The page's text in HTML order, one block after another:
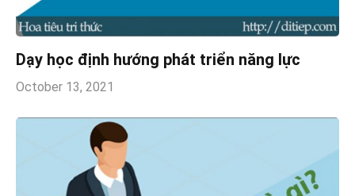
Dạy học định hướng phát triển năng lực
October 13, 2021